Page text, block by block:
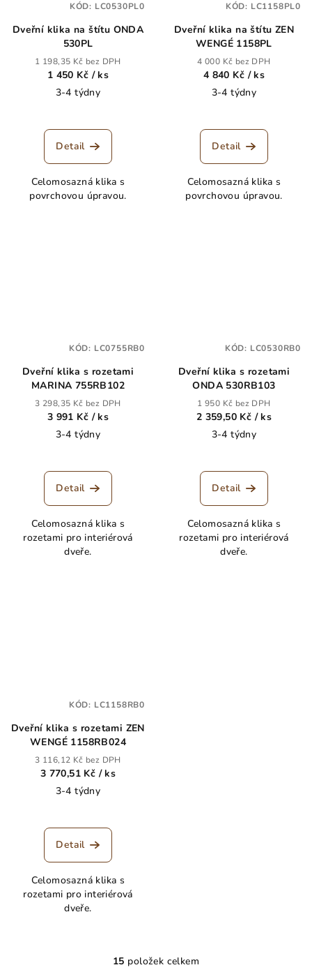
Dveřní klika na štítu ONDA
530PL
1 198,35 Kč bez DPH
1 450 Kč / ks
3-4 týdny
Detail
Celomosazná klika s
povrchovou úpravou.
KÓD: LC0530PL0
Dveřní klika na štítu ZEN
WENGÉ 1158PL
4 000 Kč bez DPH
4 840 Kč / ks
3-4 týdny
Detail
Celomosazná klika s
povrchovou úpravou.
KÓD: LC1158PL0
Dveřní klika s rozetami
MARINA 755RB102
3 298,35 Kč bez DPH
3 991 Kč / ks
3-4 týdny
Detail
Celomosazná klika s
rozetami pro interiérová
dveře.
KÓD: LC0755RB0
Dveřní klika s rozetami
ONDA 530RB103
1 950 Kč bez DPH
2 359,50 Kč / ks
3-4 týdny
Detail
Celomosazná klika s
rozetami pro interiérová
dveře.
KÓD: LC0530RB0
Dveřní klika s rozetami ZEN
WENGÉ 1158RB024
3 116,12 Kč bez DPH
3 770,51 Kč / ks
3-4 týdny
Detail
Celomosazná klika s
rozetami pro interiérová
dveře.
KÓD: LC1158RB0
O
15 položek celkem